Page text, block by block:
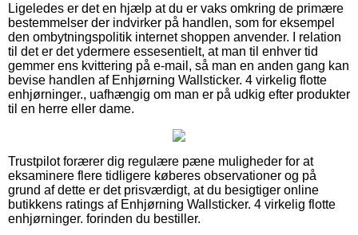
Ligeledes er det en hjælp at du er vaks omkring de primære
bestemmelser der indvirker på handlen, som for eksempel
den ombytningspolitik internet shoppen anvender. I relation
til det er det ydermere essesentielt, at man til enhver tid
gemmer ens kvittering på e-mail, så man en anden gang kan
bevise handlen af Enhjørning Wallsticker. 4 virkelig flotte
enhjørninger., uafhængig om man er på udkig efter produkter
til en herre eller dame.
Trustpilot forærer dig regulære pæne muligheder for at
eksaminere flere tidligere køberes observationer og på
grund af dette er det prisværdigt, at du besigtiger online
butikkens ratings af Enhjørning Wallsticker. 4 virkelig flotte
enhjørninger. forinden du bestiller.